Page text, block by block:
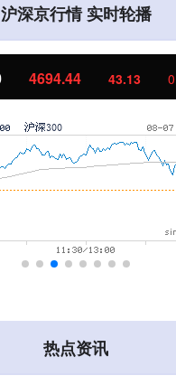
沪深京行情 实时轮播
1134.24 11.37
热点资讯